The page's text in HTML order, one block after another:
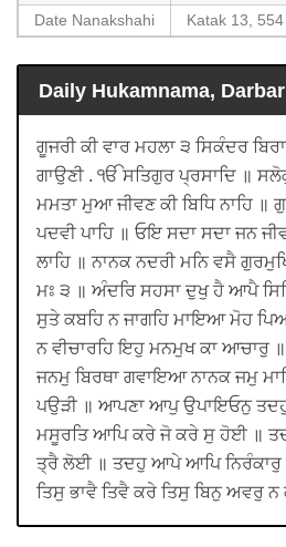
Date Nanakshahi
Katak 13, 554
Daily Hukamnama,
ਗੂਜਰੀ ਕੀ ਵਾਰ ਮਹਲਾ ੩ ਸਿਕੰਦਰ
ਗਾਉਣੀ . ੴ ਸਤਿਗੁਰ ਪ੍ਰਸਾਦਿ ॥
ਮਮਤਾ ਮੁਆ ਜੀਵਣ ਕੀ ਬਿਧਿ ਨਾਹਿ ॥
ਪਦਵੀ ਪਾਹਿ ॥ ਓਇ ਸਦਾ ਸਦਾ ਜਨ
ਲਾਹਿ ॥ ਨਾਨਕ ਨਦਰੀ ਮਨਿ ਵਸੈ
ਮਃ ੩ ॥ ਅੰਦਰਿ ਸਹਸਾ ਦੁਖੁ ਹੈ ਆਪੈ
ਸੁਤੇ ਕਬਹਿ ਨ ਜਾਗਹਿ ਮਾਇਆ ਮੋਹ
ਨ ਵੀਚਾਰਹਿ ਇਹੁ ਮਨਮੁਖ ਕਾ ਆਚਾਰੁ
ਜਨਮੁ ਬਿਰਥਾ ਗਵਾਇਆ ਨਾਨਕ ਜਮੁ
ਪਉੜੀ ॥ ਆਪਣਾ ਆਪੁ ਉਪਾਇਓਨੁ
ਮਸੂਰਤਿ ਆਪਿ ਕਰੇ ਜੋ ਕਰੇ ਸੁ ਹੋਈ ॥
ਤ੍ਰੈ ਲੋਈ ॥ ਤਦਹੁ ਆਪੇ ਆਪਿ ਨਿਰੰਕਾਰੁ
ਤਿਸੁ ਭਾਵੈ ਤਿਵੈ ਕਰੇ ਤਿਸੁ ਬਿਨੁ ਅਵਰੁ